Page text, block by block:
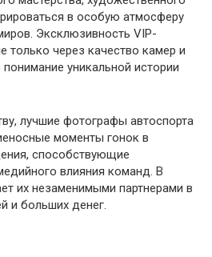
в особую атмосферу
Эксклюзивность VIP-
только через качество камер и
уникальной истории
лучшие фотографы автоспорта
моменты гонок в
способствующие
влияния команд. В
их незаменимыми партнерами в
и больших денег.